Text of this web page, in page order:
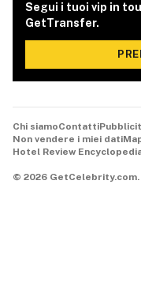
Segui i tuoi vip in
GetTransfer.
Chi siamoContatti
Non vendere i miei dati
Hotel Review
© 2026 GetCelebrity.com.